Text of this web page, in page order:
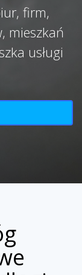
firm,
mieszkań
usługi